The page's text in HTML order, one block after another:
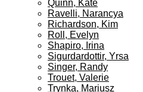
Quinn, Kate
Ravelli, Narancya
Richardson, Kim
Roll, Evelyn
Shapiro, Irina
Sigurdardottir, Yrsa
Singer, Randy
Trouet, Valerie
Trynka, Mariusz